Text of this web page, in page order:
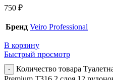
750 ₽
Бренд Veiro Professional
В корзину
Быстрый просмотр
Количество товара